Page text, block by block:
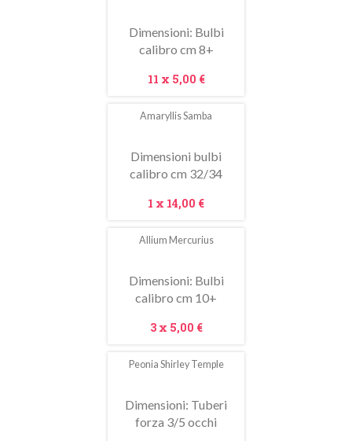
Dimensioni: Bulbi
calibro cm 8+
Prezzo
11 x 5,00 €
Amaryllis Samba
Dimensioni bulbi
calibro cm 32/34
Prezzo
1 x 14,00 €
Allium Mercurius
Dimensioni: Bulbi
calibro cm 10+
Prezzo
3 x 5,00 €
Peonia Shirley Temple
Dimensioni: Tuberi
forza 3/5 occhi